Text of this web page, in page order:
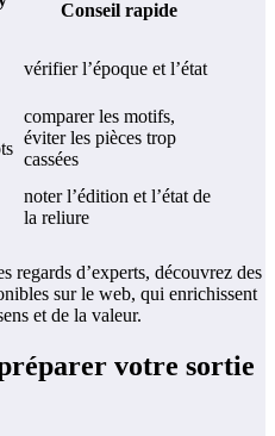
Conseil rapide
vérifier l’époque et l’état
comparer les motifs,
éviter les pièces trop
cassées
noter l’édition et l’état de
la reliure
regards d’experts, découvrez des
sur le web, qui enrichissent
et de la valeur.
votre sortie